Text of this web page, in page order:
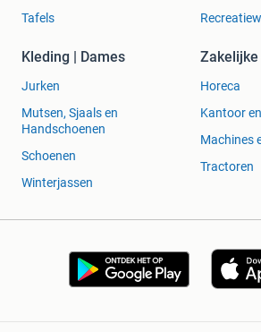
Tafels
Kleding | Dames
Jurken
Mutsen, Sjaals en
Handschoenen
Schoenen
Winterjassen
Horeca
Kantoor
Machines
Tractoren